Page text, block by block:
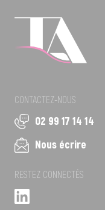
CONTACTEZ-NOUS
02 99 17 14 14
Nous écrire
RESTEZ CONNECTÉS